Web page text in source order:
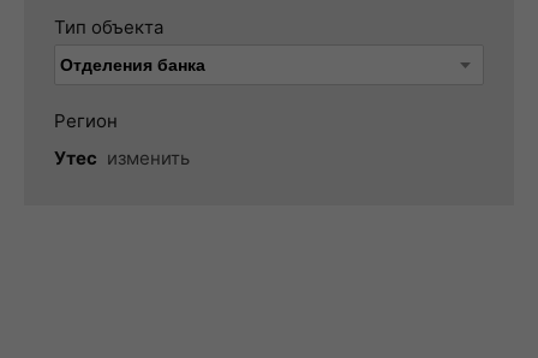
Тип объекта
Регион
Утес изменить